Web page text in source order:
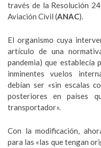
través de la Resolución
Aviación Civil (ANAC).
El organismo cuya
artículo de una
pandemia) que establecía
inminentes vuelos
debían ser «sin escalas
posteriores en países
transportador».
Con la modificación,
para las «las que tengan